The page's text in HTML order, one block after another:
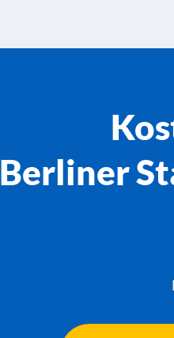
Berliner